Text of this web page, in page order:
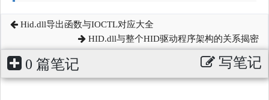
Hid.dll导出函数与IOCTL对应大全
HID.dll与整个HID驱动程序架构的关系揭密
0 篇笔记 写笔记